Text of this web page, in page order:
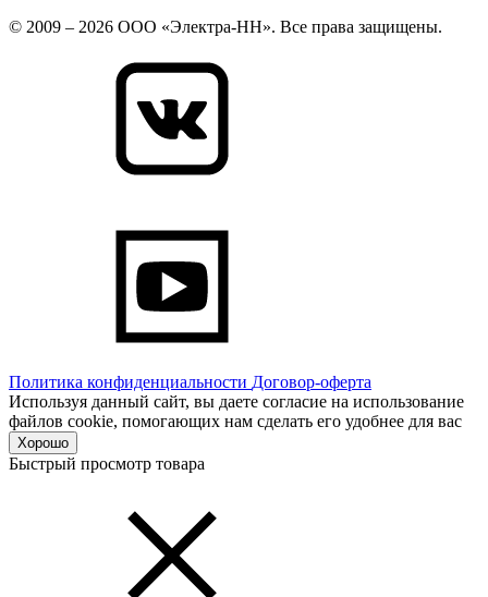
© 2009 – 2026 ООО «Электра-НН». Все права защищены.
Политика конфиденциальности Договор-оферта
Используя данный сайт, вы даете согласие на использование
файлов cookie, помогающих нам сделать его удобнее для вас
Хорошо
Быстрый просмотр товара